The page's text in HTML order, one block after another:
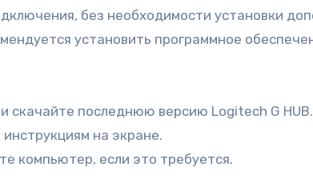
без необходимости установки
установить программное
скачайте последнюю версию Logitech G HUB.
на экране.
компьютер, если это требуется.